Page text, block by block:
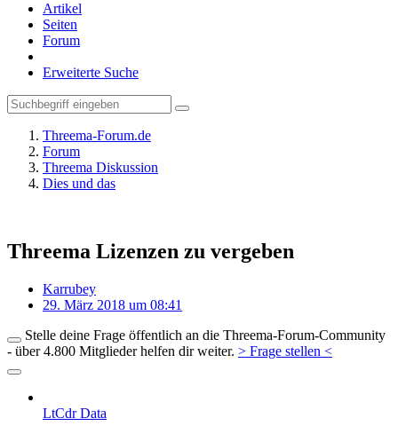
Artikel
Seiten
Forum
Erweiterte Suche
Threema-Forum.de
Forum
Threema Diskussion
Dies und das
Threema Lizenzen zu vergeben
Karrubey
29. März 2018 um 08:41
Stelle deine Frage öffentlich an die Threema-Forum-Community
- über 4.800 Mitglieder helfen dir weiter. > Frage stellen <
LtCdr Data